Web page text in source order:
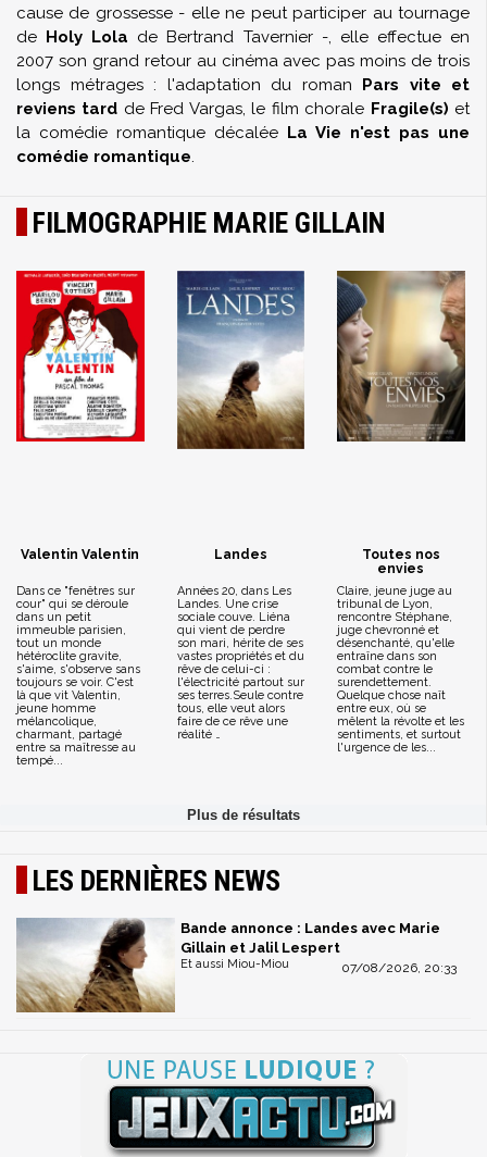
cause de grossesse - elle ne peut participer au tournage
de Holy Lola deBertrand Tavernier-, elle effectue en
2007 son grand retour au cinéma avec pas moins de trois
longs métrages : l'adaptation du roman Pars vite et
reviens tard deFred Vargas, le film chorale Fragile(s) et
la comédie romantique décalée La Vie n'est pas une
comédie romantique.
FILMOGRAPHIE MARIE GILLAIN
Valentin Valentin
Dans ce "fenêtres sur
cour" qui se déroule
dans un petit
immeuble parisien,
tout un monde
hétéroclite gravite,
s'aime, s'observe sans
toujours se voir. C'est
là que vit Valentin,
jeune homme
mélancolique,
charmant, partagé
entre sa maîtresse au
tempé...
Landes
Années 20, dans Les
Landes. Une crise
sociale couve. Liéna
qui vient de perdre
son mari, hérite de ses
vastes propriétés et du
rêve de celui-ci :
l'électricité partout sur
ses terres.Seule contre
tous, elle veut alors
faire de ce rêve une
réalité …
Toutes nos
envies
Claire, jeune juge au
tribunal de Lyon,
rencontre Stéphane,
juge chevronné et
désenchanté, qu'elle
entraîne dans son
combat contre le
surendettement.
Quelque chose naît
entre eux, où se
mêlent la révolte et les
sentiments, et surtout
l'urgence de les...
LES DERNIÈRES NEWS
Bande annonce : Landes avec Marie
Gillain et Jalil Lespert
07/08/2026, 20:33
Et aussi Miou-Miou